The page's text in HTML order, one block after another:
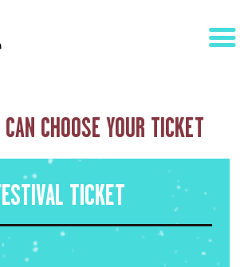
CHOOSE YOUR TICKET
TICKET